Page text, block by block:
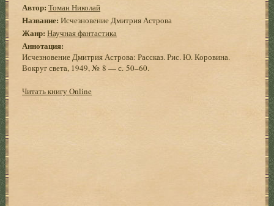
Автор: Томан Николай
Название: Исчезновение Дмитрия Астрова
Жанр: Научная фантастика
Аннотация:
Исчезновение Дмитрия Астрова: Рассказ. Рис. Ю. Коровина.
Вокруг света, 1949, № 8 — с. 50–60.
Читать книгу Online